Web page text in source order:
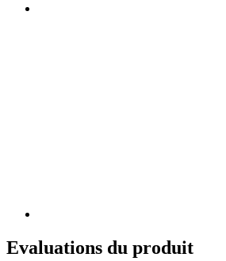
Evaluations du produit